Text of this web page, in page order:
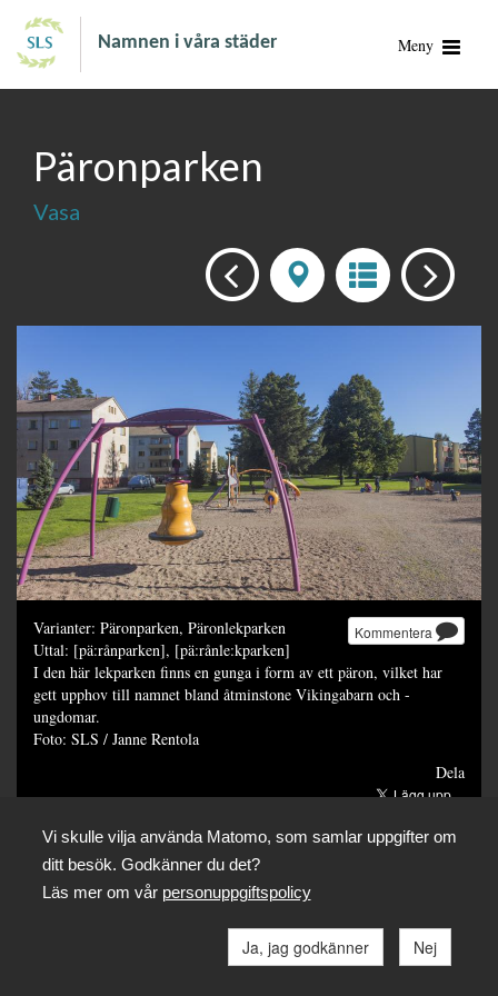
Namnen i våra städer Meny
Päronparken
Vasa
Kommentera
Varianter: Päronparken, Päronlekparken
Uttal: [pä:rånparken], [pä:rånle:kparken]
I den här lekparken finns en gunga i form av ett päron, vilket har
gett upphov till namnet bland åtminstone Vikingabarn och -
ungdomar.
Foto: SLS / Janne Rentola
Dela
Vi skulle vilja använda Matomo, som samlar uppgifter om
ditt besök. Godkänner du det?
Läs mer om vår personuppgiftspolicy
Ja, jag godkänner Nej